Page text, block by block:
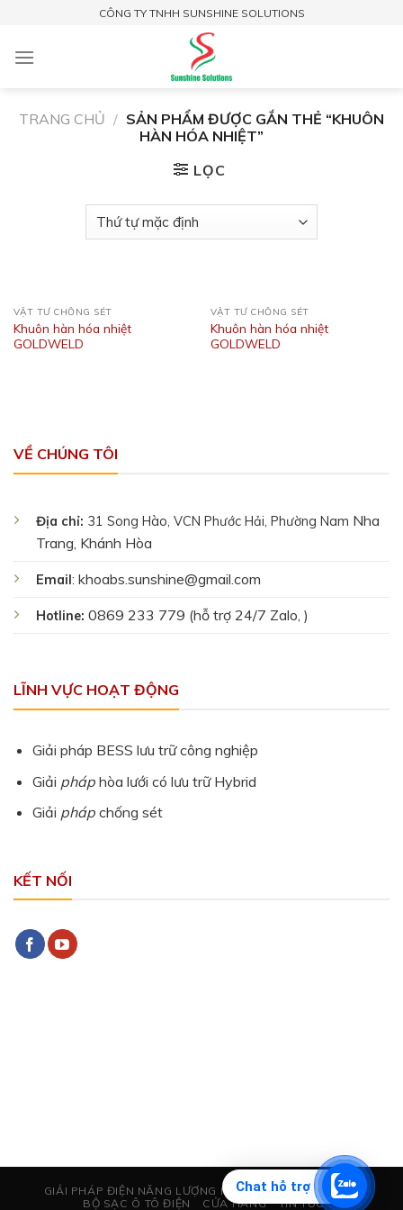
Chat hỗ trợ
content
CÔNG TY TNHH SUNSHINE SOLUTIONS
TRANG CHỦ / SẢN PHẨM ĐƯỢC GẮN THẺ “KHUÔN
HÀN HÓA NHIỆT”
LỌC
VẬT TƯ CHỐNG SÉT
Khuôn hàn hóa nhiệt
GOLDWELD
VẬT TƯ CHỐNG SÉT
Khuôn hàn hóa nhiệt
GOLDWELD
VỀ CHÚNG TÔI
Địa chỉ: 31 Song Hào, VCN Phước Hải, Phường Nam Nha
Trang, Khánh Hòa
Email: khoabs.sunshine@gmail.com
Hotline: 0869 233 779 (hỗ trợ 24/7 Zalo, )
LĨNH VỰC HOẠT ĐỘNG
Giải pháp BESS lưu trữ công nghiệp
Giải pháp hòa lưới có lưu trữ Hybrid
Giải pháp chống sét
KẾT NỐI
GIẢI PHÁP ĐIỆN NĂNG LƯỢNG MẶT TRỜI
CHỐNG SÉT
BỘ SẠC Ô TÔ ĐIỆN
CỬA HÀNG TIN TỨC